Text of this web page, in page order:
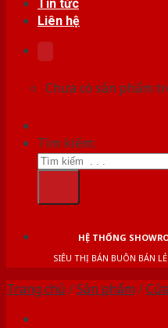
Tin tức
Liên hệ
Chưa có sản phẩm
Tìm kiếm:
HỆ THỐNG
SIÊU THỊ BÁN BUÔN BÁN
Trang chủ /Sản phẩm /